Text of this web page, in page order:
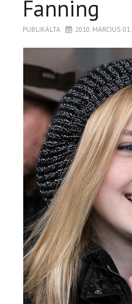
Fanning
PUBLIKÁLTA 2010. MÁRCIUS 01.